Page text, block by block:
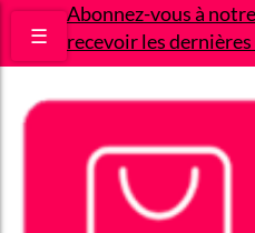
Abonnez-vous à
recevoir les
☰